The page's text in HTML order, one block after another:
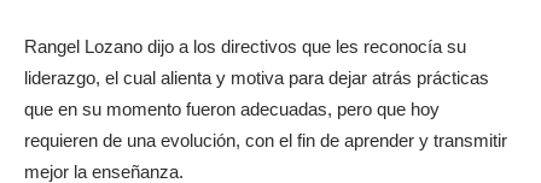
Rangel Lozano dijo a los directivos que les reconocía su
liderazgo, el cual alienta y motiva para dejar atrás prácticas
que en su momento fueron adecuadas, pero que hoy
requieren de una evolución, con el fin de aprender y transmitir
mejor la enseñanza.